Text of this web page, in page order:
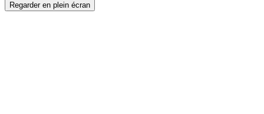
Regarder en plein écran